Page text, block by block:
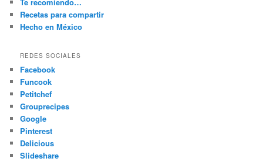
Recetas para compartir
Hecho en México
REDES SOCIALES
Facebook
Funcook
Petitchef
Grouprecipes
Google
Pinterest
Delicious
Slideshare